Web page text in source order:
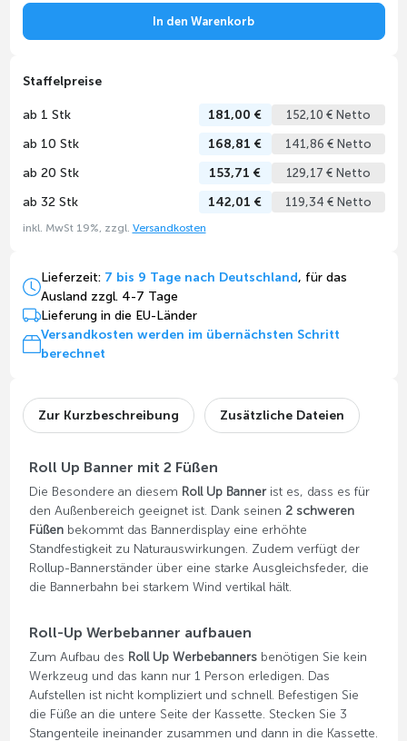
In den Warenkorb
Staffelpreise
ab 1 Stk 181,00 € 152,10 € Netto
ab 10 Stk 168,81 € 141,86 € Netto
ab 20 Stk 153,71 € 129,17 € Netto
ab 32 Stk 142,01 € 119,34 € Netto
inkl. MwSt 19%, zzgl. Versandkosten
Lieferzeit: 7 bis 9 Tage nach Deutschland, für das
Ausland zzgl. 4-7 Tage
Lieferung in die EU-Länder
Versandkosten werden im übernächsten Schritt
berechnet
Zur Kurzbeschreibung Zusätzliche Dateien
Roll Up Banner mit 2 Füßen
Die Besondere an diesem Roll Up Bannerist es, dass es für
den Außenbereich geeignet ist. Dank seinen 2 schweren
Füßenbekommt das Bannerdisplay eine erhöhte
Standfestigkeit zu Naturauswirkungen. Zudem verfügt der
Rollup-Bannerständer über eine starke Ausgleichsfeder, die
die Bannerbahn bei starkem Wind vertikal hält.
Roll-Up Werbebanner aufbauen
Zum Aufbau des Roll Up Werbebannersbenötigen Sie kein
Werkzeug und das kann nur 1 Person erledigen. Das
Aufstellen ist nicht kompliziert und schnell. Befestigen Sie
die Füße an die untere Seite der Kassette. Stecken Sie 3
Stangenteile ineinander zusammen und dann in die Kassette.